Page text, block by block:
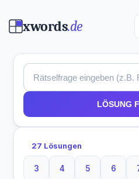
xwords.de
LÖSUNG
27 Lösungen
3
3 Buchstaben
4
4 Buchstaben
5
5 Buchstaben
6
6